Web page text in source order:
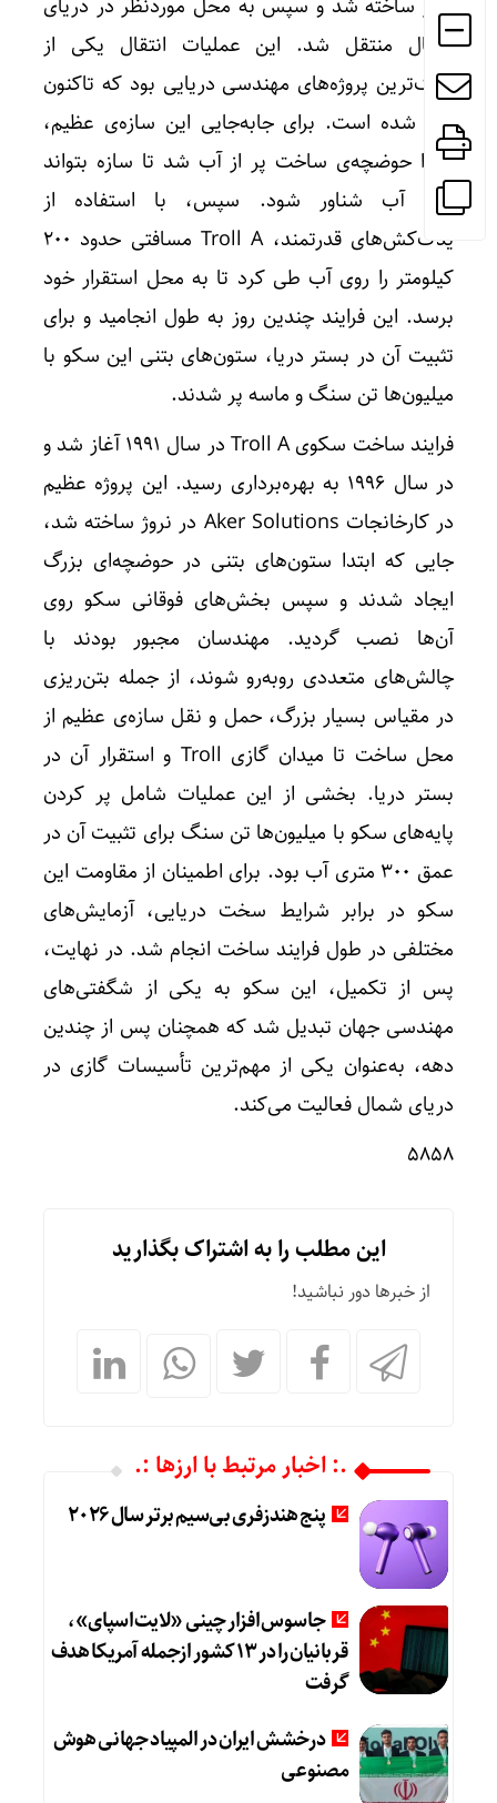
شمال منتقل شد. این عملیات انتقال یکی از
بزرگ‌ترین پروژه‌های مهندسی دریایی بود که تاکنون
اجرا شده است. برای جابه‌جایی این سازه‌ی عظیم،
ابتدا حوضچه‌ی ساخت پر از آب شد تا سازه بتواند
روی آب شناور شود. سپس، با استفاده از
یدک‌کش‌های قدرتمند، Troll A مسافتی حدود ۲۰۰
کیلومتر را روی آب طی کرد تا به محل استقرار خود
برسد. این فرایند چندین روز به طول انجامید و برای
تثبیت آن در بستر دریا، ستون‌های بتنی این سکو با
میلیون‌ها تن سنگ و ماسه پر شدند.
فرایند ساخت سکوی Troll A در سال ۱۹۹۱ آغاز شد و
در سال ۱۹۹۶ به بهره‌برداری رسید. این پروژه عظیم
در کارخانجات Aker Solutions در نروژ ساخته شد،
جایی که ابتدا ستون‌های بتنی در حوضچه‌ای بزرگ
ایجاد شدند و سپس بخش‌های فوقانی سکو روی
آن‌ها نصب گردید. مهندسان مجبور بودند با
چالش‌های متعددی روبه‌رو شوند، از جمله بتن‌ریزی
در مقیاس بسیار بزرگ، حمل و نقل سازه‌ی عظیم از
محل ساخت تا میدان گازی Troll و استقرار آن در
بستر دریا. بخشی از این عملیات شامل پر کردن
پایه‌های سکو با میلیون‌ها تن سنگ برای تثبیت آن در
عمق ۳۰۰ متری آب بود. برای اطمینان از مقاومت این
سکو در برابر شرایط سخت دریایی، آزمایش‌های
مختلفی در طول فرایند ساخت انجام شد. در نهایت،
پس از تکمیل، این سکو به یکی از شگفتی‌های
مهندسی جهان تبدیل شد که همچنان پس از چندین
دهه، به‌عنوان یکی از مهم‌ترین تأسیسات گازی در
دریای شمال فعالیت می‌کند.
۵۸۵۸
این مطلب را به اشتراک بگذارید
از خبرها دور نباشید!
.: اخبار مرتبط با ارزها :.
پنج هندزفری بی‌سیم برتر سال ۲۰۲۶
جاسوس‌افزار چینی «لایت‌اسپای»،
قربانیان را در ۱۳ کشور ازجمله آمریکا هدف
گرفت
درخشش ایران در المپیاد جهانی هوش
مصنوعی